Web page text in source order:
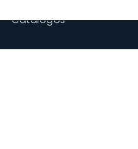
Catálogos